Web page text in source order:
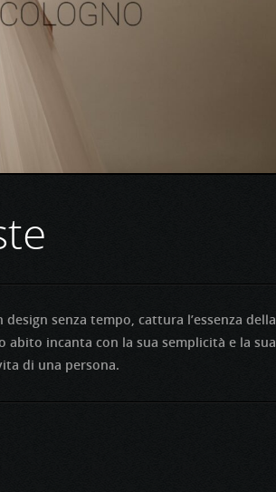
senza tempo, cattura l’essenza della
abito incanta con la sua semplicità e la sua
di una persona.